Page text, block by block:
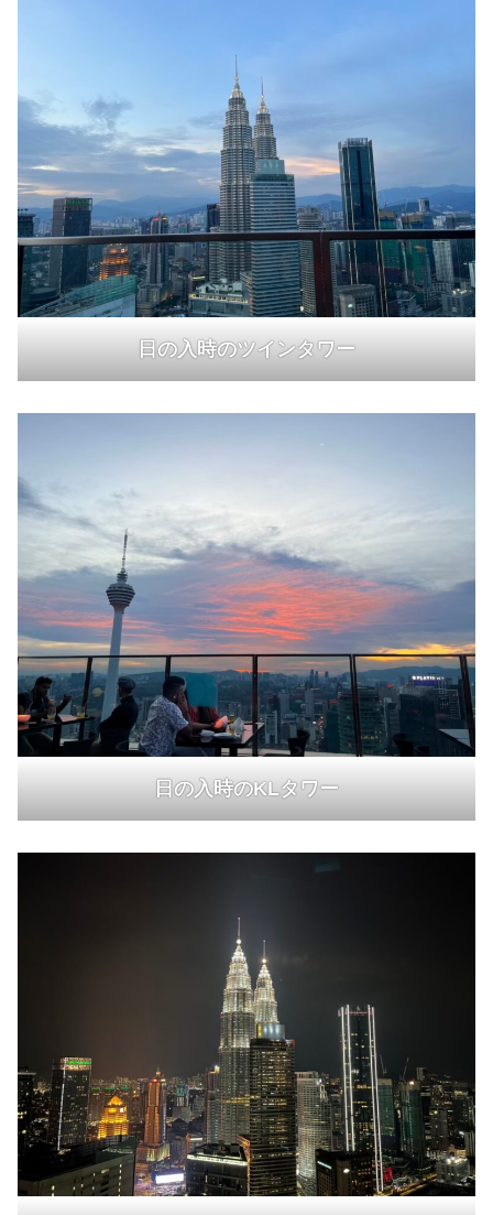
日の入時のツインタワー
日の入時のKLタワー